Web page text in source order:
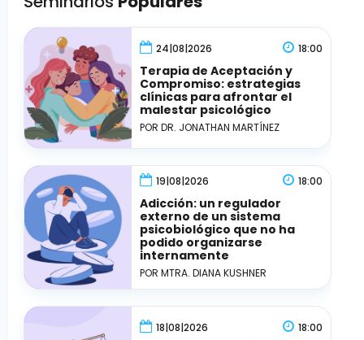
24|08|2026 18:00
Terapia de Aceptación y
Compromiso: estrategias
clínicas para afrontar el
malestar psicológico
POR DR. JONATHAN MARTÍNEZ
19|08|2026 18:00
Adicción: un regulador
externo de un sistema
psicobiológico que no ha
podido organizarse
internamente
POR MTRA. DIANA KUSHNER
18|08|2026 18:00